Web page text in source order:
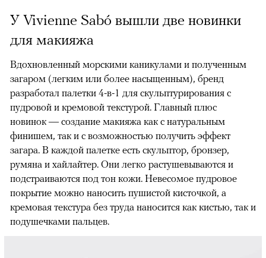
У Vivienne Sabó вышли две новинки
для макияжа
Вдохновленный морскими каникулами и полученным
загаром (легким или более насыщенным), бренд
разработал палетки 4-в-1 для скульптурирования с
пудровой и кремовой текстурой. Главный плюс
новинок — создание макияжа как с натуральным
финишем, так и с возможностью получить эффект
загара. В каждой палетке есть скульптор, бронзер,
румяна и хайлайтер. Они легко растушевываются и
подстраиваются под тон кожи. Невесомое пудровое
покрытие можно наносить пушистой кисточкой, а
кремовая текстура без труда наносится как кистью, так и
подушечками пальцев.